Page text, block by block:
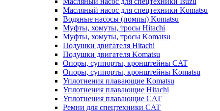
Масляный насос для спецтехники Komatsu
Водяные насосы (помпы) Komatsu
Муфты, хомуты, тросы Hitachi
Муфты, хомуты, тросы Komatsu
Подушки двигателя Hitachi
Подушки двигателя Komatsu
Опоры, суппорты, кронштейны CAT
Опоры, суппорты, кронштейны Komatsu
Уплотнения плавающие Komatsu
Уплотнения плавающие Hitachi
Уплотнения плавающие CAT
Ремни для спецтехники CAT